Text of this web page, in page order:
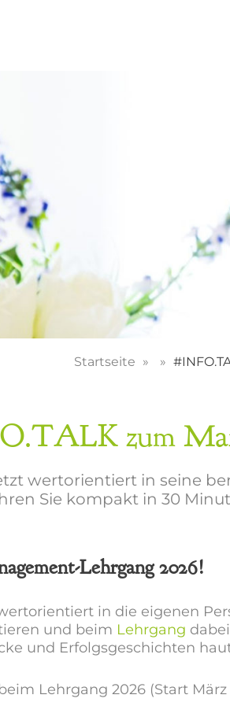
Startseite
zum
wertorientiert in seine
Sie kompakt in 30
Lehrgang 2026!
in die eigenen
und beim Lehrgang
und Erfolgsgeschichten
Lehrgang 2026 (Start